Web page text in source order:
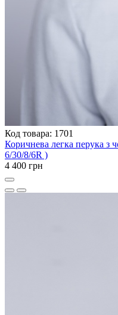
Код товара: 1701
Коричнева легка перука з
6/30/8/6R )
4 400 грн